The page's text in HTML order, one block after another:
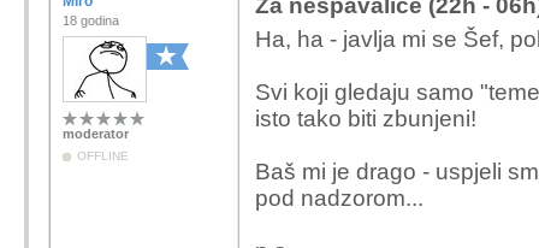
18 godina
moderator
OFFLINE
Za nespavalice (22h -
Ha, ha - javlja mi se Šef,
Svi koji gledaju samo
isto tako biti zbunjeni!
Baš mi je drago - uspjeli
pod nadzorom...